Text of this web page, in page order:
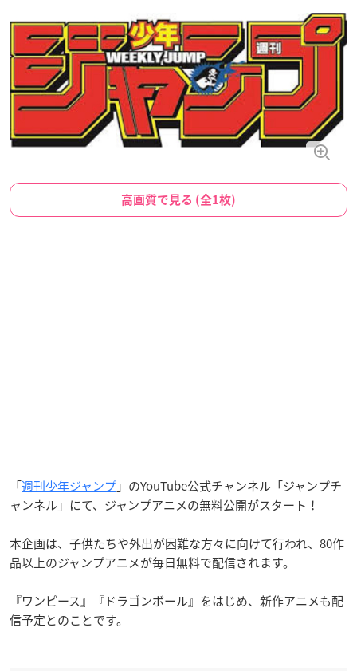
高画質で見る (全1枚)
「週刊少年ジャンプ」のYouTube公式チャンネル「ジャンプチ
ャンネル」にて、ジャンプアニメの無料公開がスタート！
本企画は、子供たちや外出が困難な方々に向けて行われ、80作
品以上のジャンプアニメが毎日無料で配信されます。
『ワンピース』『ドラゴンボール』をはじめ、新作アニメも配
信予定とのことです。